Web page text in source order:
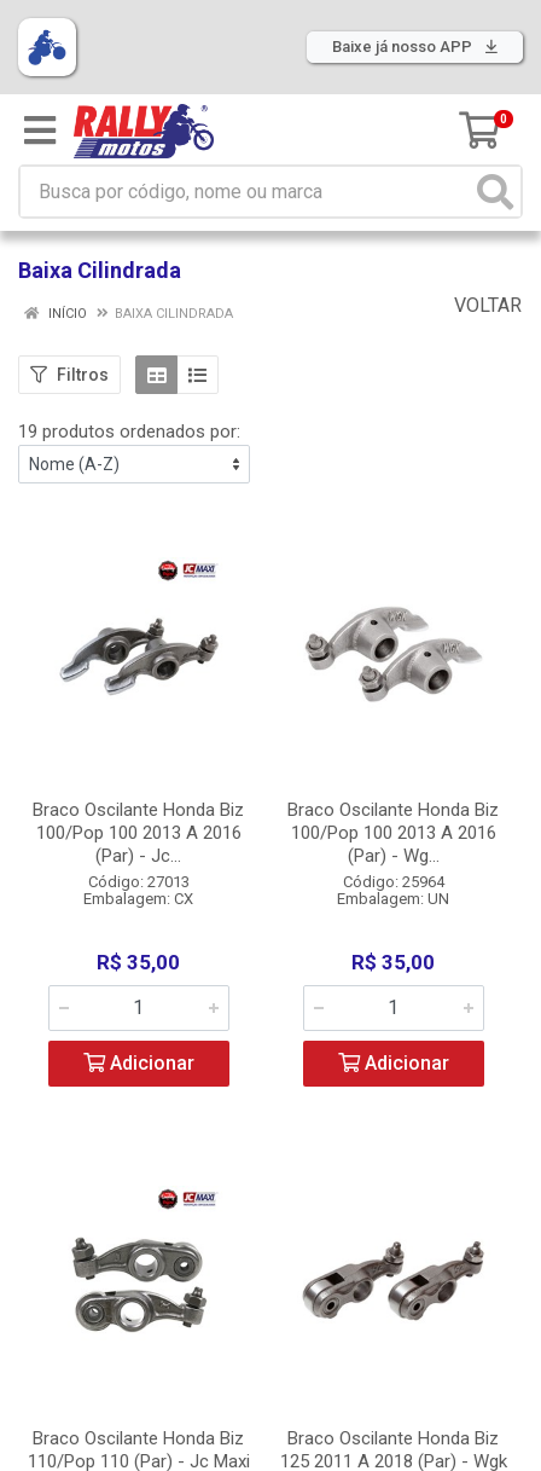
Baixe já nosso APP
0
Baixa Cilindrada
VOLTAR
INÍCIO BAIXA CILINDRADA
Filtros
19 produtos ordenados por:
Braco Oscilante Honda Biz
100/Pop 100 2013 A 2016
(Par) - Jc...
Código: 27013
Embalagem: CX
R$ 35,00
Adicionar
Braco Oscilante Honda Biz
100/Pop 100 2013 A 2016
(Par) - Wg...
Código: 25964
Embalagem: UN
R$ 35,00
Adicionar
Braco Oscilante Honda Biz
110/Pop 110 (Par) - Jc Maxi
Braco Oscilante Honda Biz
125 2011 A 2018 (Par) - Wgk